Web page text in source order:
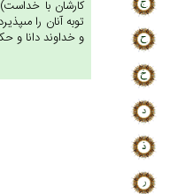
كارشان با خداست)
توبه آنان را
و خداوند دانا و